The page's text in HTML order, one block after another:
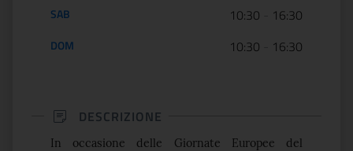
SAB 10:30 16:30
DOM 10:30 16:30
DESCRIZIONE
In occasione delle Giornate Europee del